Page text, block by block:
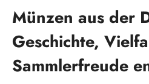
Münzen aus der
Geschichte,
Sammlerfreude